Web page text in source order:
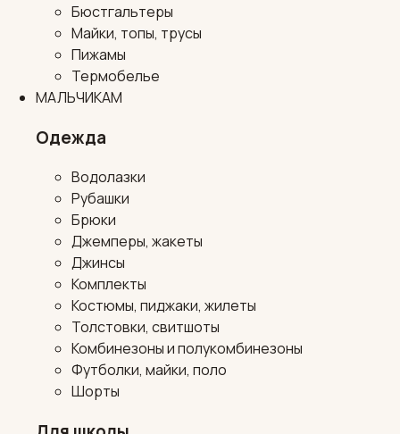
Бюстгальтеры
Майки, топы, трусы
Пижамы
Термобелье
МАЛЬЧИКАМ
Одежда
Водолазки
Рубашки
Брюки
Джемперы, жакеты
Джинсы
Комплекты
Костюмы, пиджаки, жилеты
Толстовки, свитшоты
Комбинезоны и полукомбинезоны
Футболки, майки, поло
Шорты